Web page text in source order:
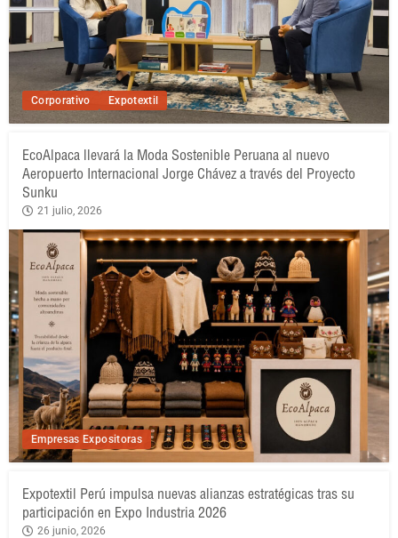
Corporativo Expotextil
Empresas Expositoras
EcoAlpaca llevará la Moda Sostenible Peruana al nuevo
Aeropuerto Internacional Jorge Chávez a través del Proyecto
Sunku
21 julio, 2026
Expotextil Perú impulsa nuevas alianzas estratégicas tras su
participación en Expo Industria 2026
26 junio, 2026